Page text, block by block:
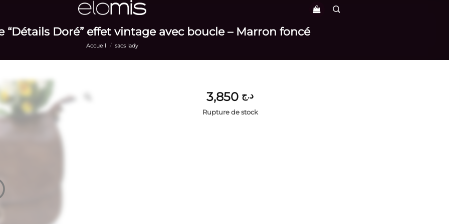
“Détails Doré” effet vintage avec boucle – Marron foncé
Accueil / sacs lady
د.ج
Rupture de stock